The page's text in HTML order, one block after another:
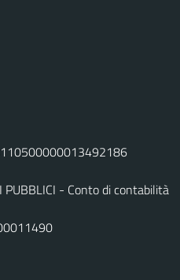
PUBBLICI - Conto di contabilità